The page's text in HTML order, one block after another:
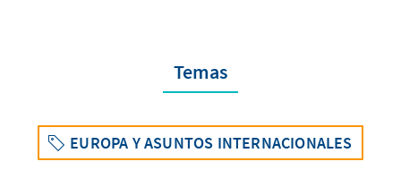
Temas
EUROPA Y ASUNTOS INTERNACIONALES